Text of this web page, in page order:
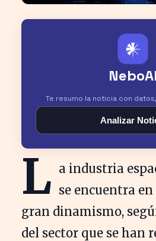
𒀭
NeboAI
Te resumo la noticia con
Analizar
L a industria
se encuentra
gran dinamismo,
del sector que se han